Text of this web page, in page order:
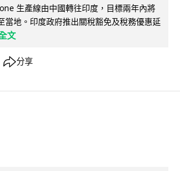
生產線由中國轉往印度，目標兩年內將
當地。印度政府推出關稅豁免及稅務優惠延
文
分享